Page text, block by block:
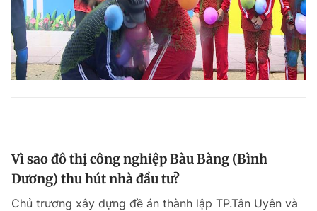
Vì sao đô thị công nghiệp Bàu Bàng (Bình
Dương) thu hút nhà đầu tư?
Chủ trương xây dựng đề án thành lập TP.Tân Uyên và